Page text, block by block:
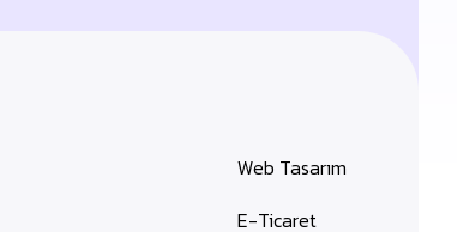
Web Tasarım
E-Ticaret